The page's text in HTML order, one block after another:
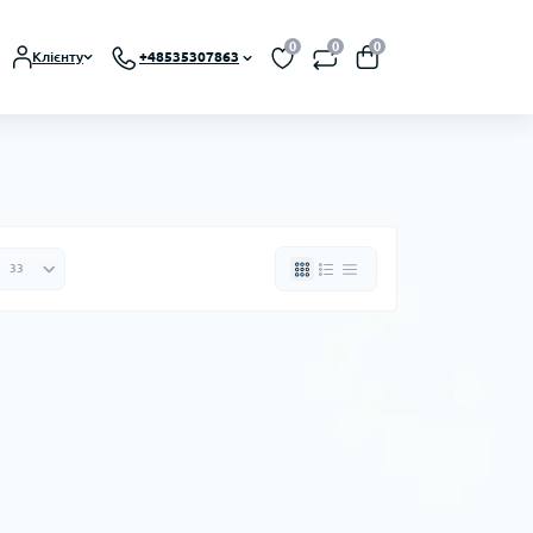
Клієнту +48535307863
0 0 0